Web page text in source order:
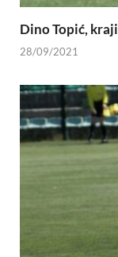
Dino Topić,
28/09/2021